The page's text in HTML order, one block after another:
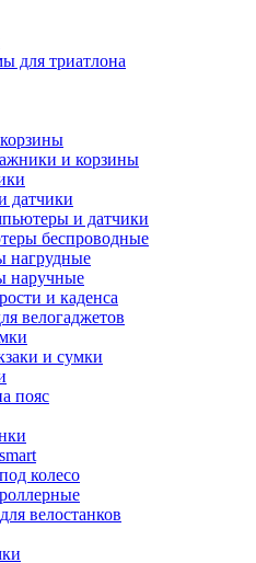
для триатлона
и корзины
датчики
и датчики
беспроводные
нагрудные
наручные
и каденса
велогаджетов
и сумки
пояс
колесо
велостанков